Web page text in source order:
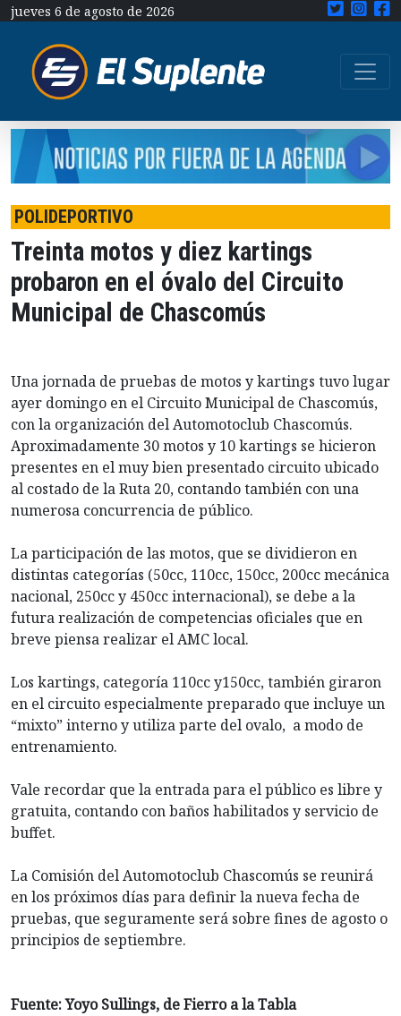
jueves 6 de agosto de 2026
POLIDEPORTIVO
Treinta motos y diez kartings
probaron en el óvalo del Circuito
Municipal de Chascomús
Una jornada de pruebas de motos y kartings tuvo lugar
ayer domingo en el Circuito Municipal de Chascomús,
con la organización del Automotoclub Chascomús.
Aproximadamente 30 motos y 10 kartings se hicieron
presentes en el muy bien presentado circuito ubicado
al costado de la Ruta 20, contando también con una
numerosa concurrencia de público.
La participación de las motos, que se dividieron en
distintas categorías (50cc, 110cc, 150cc, 200cc mecánica
nacional, 250cc y 450cc internacional), se debe a la
futura realización de competencias oficiales que en
breve piensa realizar el AMC local.
Los kartings, categoría 110cc y150cc, también giraron
en el circuito especialmente preparado que incluye un
“mixto” interno y utiliza parte del ovalo, a modo de
entrenamiento.
Vale recordar que la entrada para el público es libre y
gratuita, contando con baños habilitados y servicio de
buffet.
La Comisión del Automotoclub Chascomús se reunirá
en los próximos días para definir la nueva fecha de
pruebas, que seguramente será sobre fines de agosto o
principios de septiembre.
Fuente: Yoyo Sullings, de Fierro a la Tabla